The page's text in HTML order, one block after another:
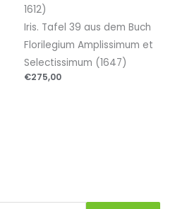
1612)
Iris. Tafel 39 aus dem Buch
Florilegium Amplissimum et
Selectissimum (1647)
€275,00